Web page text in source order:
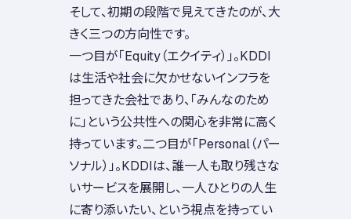
そして、初期の段階で見えてきたのが、大
きく三つの方向性です。
一つ目が「Equity（エクイティ）」。KDDI
は生活や社会に欠かせないインフラを
担ってきた会社であり、「みんなのため
に」という公共性への関心を非常に高く
持っています。二つ目が「Personal（パー
ソナル）」。KDDIは、誰一人も取り残さな
いサービスを展開し、一人ひとりの人生
に寄り添いたい、という視点を持ってい